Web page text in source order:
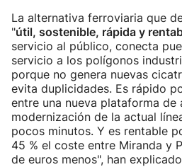
La alternativa ferroviaria que
"útil, sostenible, rápida y
servicio al público, conecta
servicio a los polígonos
porque no genera nuevas
evita duplicidades. Es rápido
entre una nueva plataforma de
modernización de la actual
pocos minutos. Y es rentable
45 % el coste entre Miranda y
de euros menos", han